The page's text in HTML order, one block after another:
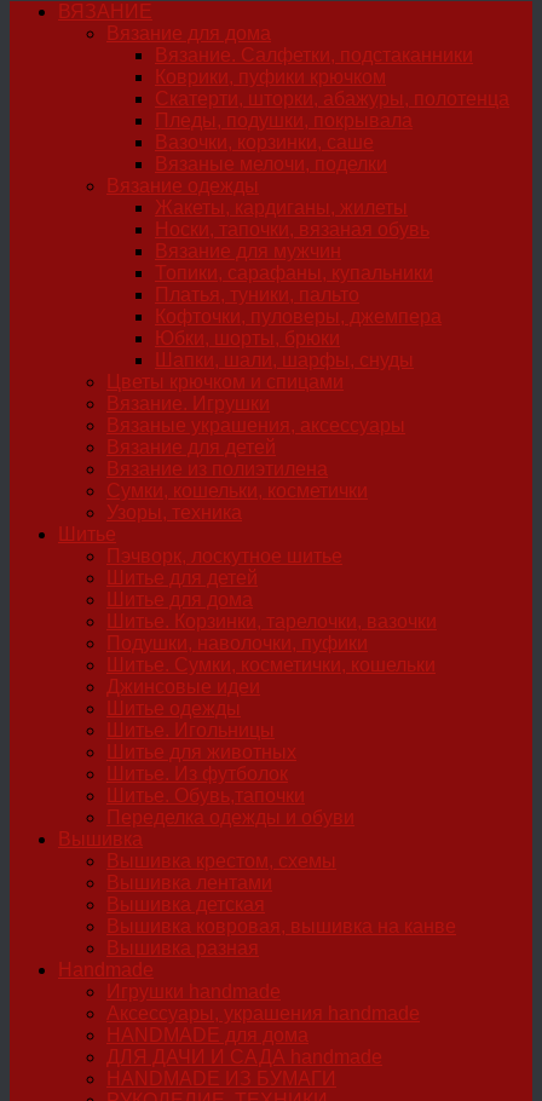
ВЯЗАНИЕ
Вязание для дома
Вязание. Салфетки, подстаканники
Коврики, пуфики крючком
Скатерти, шторки, абажуры, полотенца
Пледы, подушки, покрывала
Вазочки, корзинки, саше
Вязаные мелочи, поделки
Вязание одежды
Жакеты, кардиганы, жилеты
Носки, тапочки, вязаная обувь
Вязание для мужчин
Топики, сарафаны, купальники
Платья, туники, пальто
Кофточки, пуловеры, джемпера
Юбки, шорты, брюки
Шапки, шали, шарфы, снуды
Цветы крючком и спицами
Вязание. Игрушки
Вязаные украшения, аксессуары
Вязание для детей
Вязание из полиэтилена
Сумки, кошельки, косметички
Узоры, техника
Шитье
Пэчворк, лоскутное шитье
Шитье для детей
Шитье для дома
Шитье. Корзинки, тарелочки, вазочки
Подушки, наволочки, пуфики
Шитье. Сумки, косметички, кошельки
Джинсовые идеи
Шитье одежды
Шитье. Игольницы
Шитье для животных
Шитье. Из футболок
Шитье. Обувь,тапочки
Переделка одежды и обуви
Вышивка
Вышивка крестом, схемы
Вышивка лентами
Вышивка детская
Вышивка ковровая, вышивка на канве
Вышивка разная
Handmade
Игрушки handmade
Аксессуары, украшения handmade
HANDMADE для дома
ДЛЯ ДАЧИ И САДА handmade
HANDMADE ИЗ БУМАГИ